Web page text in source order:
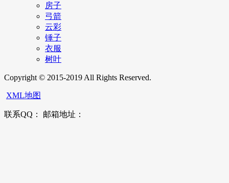
房子
弓箭
云彩
锤子
衣服
树叶
Copyright © 2015-2019 All Rights Reserved.
XML地图
联系QQ： 邮箱地址：